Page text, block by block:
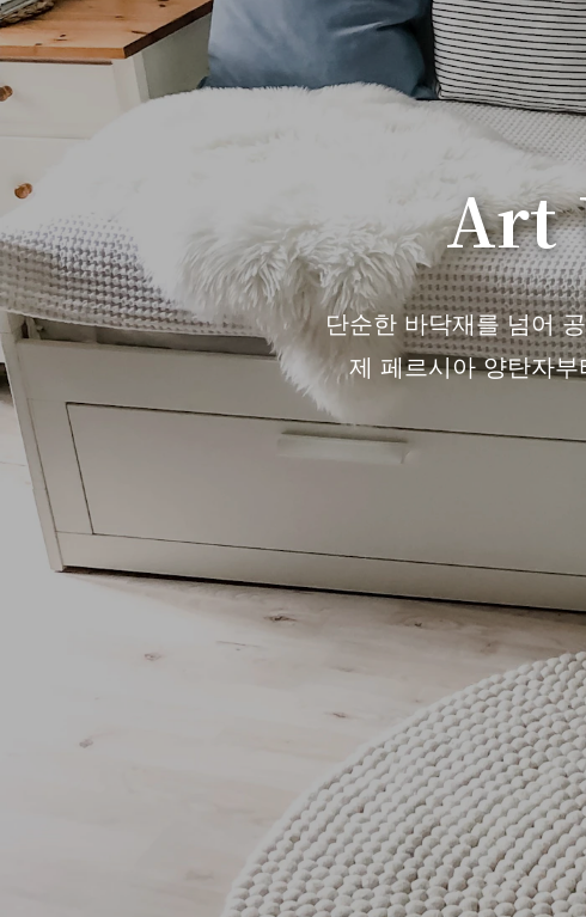
Art
단순한 바닥재를 넘어
제 페르시아 양탄자